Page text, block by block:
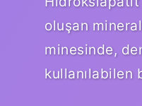
oluşan
minesinde,
kullanılabilen